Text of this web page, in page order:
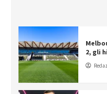
2, gli